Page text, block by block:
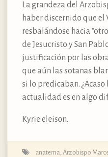
La grandeza del
haber discernido que el
resbalándose hacia
de Jesucristo y San
justificación por las
que aún las sotanas
si lo predicaban.
actualidad es en algo
Kyrie eleison.
anatema, Arzobispo